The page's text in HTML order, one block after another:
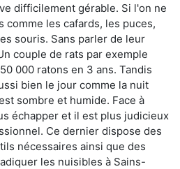
difficilement gérable. Si l'on ne
comme les cafards, les puces,
souris. Sans parler de leur
couple de rats par exemple
000 ratons en 3 ans. Tandis
bien le jour comme la nuit
sombre et humide. Face à
échapper et il est plus judicieux
Ce dernier dispose des
nécessaires ainsi que des
les nuisibles à Sains-